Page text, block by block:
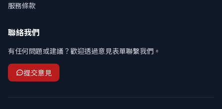
服務條款
聯絡我們
有任何問題或建議？歡迎透過意見表單聯繫我們。
提交意見